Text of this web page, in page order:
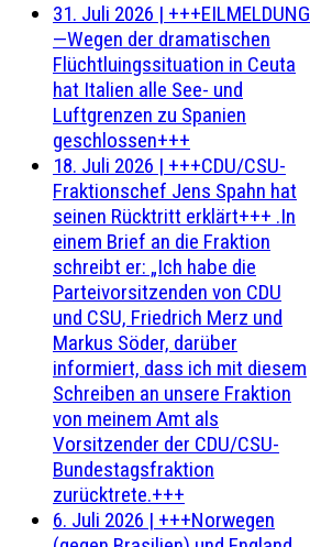
31. Juli 2026 | +++EILMELDUNG
—Wegen der dramatischen
Flüchtluingssituation in Ceuta
hat Italien alle See- und
Luftgrenzen zu Spanien
geschlossen+++
18. Juli 2026 | +++CDU/CSU-
Fraktionschef Jens Spahn hat
seinen Rücktritt erklärt+++ .In
einem Brief an die Fraktion
schreibt er: „Ich habe die
Parteivorsitzenden von CDU
und CSU, Friedrich Merz und
Markus Söder, darüber
informiert, dass ich mit diesem
Schreiben an unsere Fraktion
von meinem Amt als
Vorsitzender der CDU/CSU-
Bundestagsfraktion
zurücktrete.+++
6. Juli 2026 | +++Norwegen